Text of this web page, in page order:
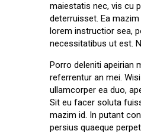
maiestatis nec, vis cu
deterruisset. Ea
lorem instructior sea,
necessitatibus ut est.
Porro deleniti apeirian
referrentur an mei.
ullamcorper ea duo,
Sit eu facer soluta
mazim id. In putant
persius quaeque